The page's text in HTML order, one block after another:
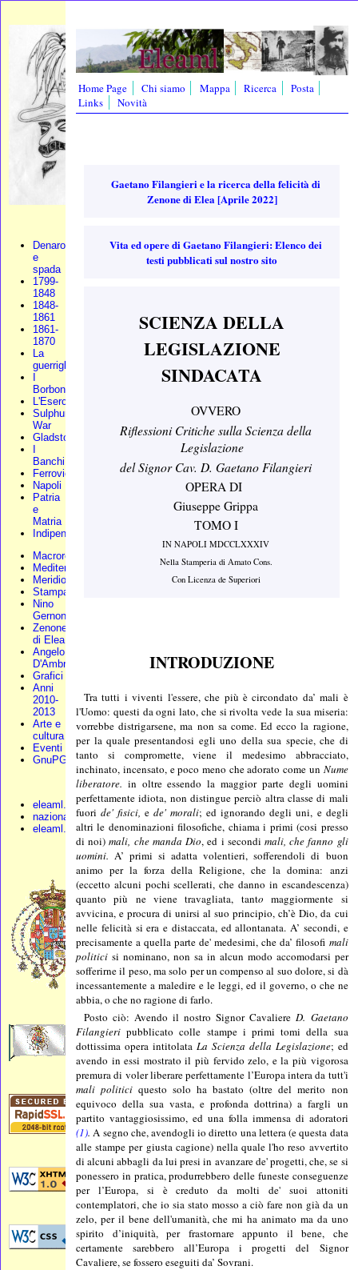
Denaro
e
spada
1799-
1848
1848-
1861
1861-
1870
La
guerriglia
Borbone
L'Esercito
Sulphur
War
Gladstone
Banchi
Ferrovie
Napoli
Patria
e
Matria
Indipendenza
Macroregione
Mediterraneo
Meridionali
Stampa
Nino
Gernone
Zenone
di Elea
Angelo
D'Ambra
Grafici
Anni
2010-
2013
Arte e
cultura
Eventi
GnuPG
eleaml.org
nazionali.org
eleaml.altervista
Home Page Chi siamo Mappa Ricerca
Posta
Links
Novità
Gaetano Filangieri e la ricerca della felicità di
Zenone di Elea [Aprile 2022]
Vita ed opere di Gaetano Filangieri: Elenco dei
testi pubblicati sul nostro sito
SCIENZA DELLA
LEGISLAZIONE
SINDACATA
OVVERO
Riflessioni Critiche sulla Scienza della
Legislazione
del Signor Cav. D. Gaetano Filangieri
OPERA DI
Giuseppe Grippa
TOMO I
IN NAPOLI MDCCLXXXIV
Nella Stamperia di Amato Cons.
Con Licenza de Superiori
INTRODUZIONE
Tra tutti i viventi l'essere, che più è circondato da’ mali è
l'Uomo: questi da ogni lato, che si rivolta vede la sua miseria:
vorrebbe distrigarsene, ma non sa come. Ed ecco la ragione,
per la quale presentandosi egli uno della sua specie, che di
tanto si compromette, viene il medesimo abbracciato,
inchinato, incensato, e poco meno che adorato come un Nume
liberatore. in oltre essendo la maggior parte degli uomini
perfettamente idiota, non distingue perciò altra classe di mali
fuoride' fisici,ede' morali; ed ignorando degli uni, e degli
altri le denominazioni filosofiche, chiama i primi (cosi presso
di noi)mali, che manda Dio, ed i secondi mali, che fanno gli
uomini. A’ primi si adatta volentieri, sofferendoli di buon
animo per la forza della Religione, che la domina: anzi
(eccetto alcuni pochi scellerati, che danno in escandescenza)
quanto più ne viene travagliata, tanto maggiormente si
avvicina, e procura di unirsi al suo principio, ch’è Dio, da cui
nelle felicità si era e distaccata, ed allontanata. A’ secondi, e
precisamente a quella parte de' medesimi, che da’ filosofi mali
politici si nominano, non sa in alcun modo accomodarsi per
sofferirne il peso, ma solo per un compenso al suo dolore, si dà
incessantemente a maledire e le leggi, ed il governo, o che ne
abbia, o che no ragione di farlo.
Posto ciò: Avendo il nostro Signor CavaliereD. Gaetano
Filangieri pubblicato colle stampe i primi tomi della sua
dottissima opera intitolata La Scienza della Legislazione; ed
avendo in essi mostrato il più fervido zelo, e la più vigorosa
premura di voler liberare perfettamente l’Europa intera da tutt'i
mali politici questo solo ha bastato (oltre del merito non
equivoco della sua vasta, e profonda dottrina) a fargli un
partito vantaggiosissimo, ed una folla immensa di adoratori
(1). A segno che, avendogli io diretto una lettera (e questa data
alle stampe per giusta cagione) nella quale l'ho reso avvertito
di alcuni abbagli da lui presi in avanzare de' progetti, che, se si
ponessero in pratica, produrrebbero delle funeste conseguenze
per l’Europa, si è creduto da molti de' suoi attoniti
contemplatori, che io sia stato mosso a ciò fare non già da un
zelo, per il bene dell'umanità, che mi ha animato ma da uno
spirito d’iniquità, per frastornare appunto il bene, che
certamente sarebbero all’Europa i progetti del Signor
Cavaliere, se fossero eseguiti da’ Sovrani.